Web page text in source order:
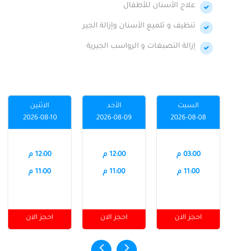
علاج الأسنان للأطفال
تنظيف و تلميع الأسنان وإزالة الجير
إزالة التصبغات و الرواسب الجيرية
السبت
2026-08-08
03:00 م
11:00 م
احجز الان
الأحد
2026-08-09
12:00 م
11:00 م
احجز الان
الاثنين
2026-08-10
12:00 م
11:00 م
احجز الان